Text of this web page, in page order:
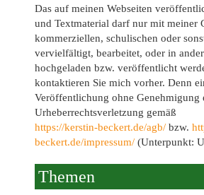
Das auf meinen Webseiten
und Textmaterial darf nur mit meiner
kommerziellen, schulischen oder
vervielfältigt, bearbeitet, oder in
hochgeladen bzw. veröffentlicht
kontaktieren Sie mich vorher. Denn
Veröffentlichung ohne Genehmigung
Urheberrechtsverletzung gemäß
https://kerstin-beckert.de/agb/ bzw.
beckert.de/impressum/ (Unterpunkt:
Themen